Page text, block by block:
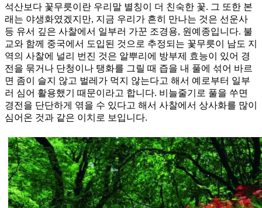
석산보다 꽃무릇이란 우리말 별칭이 더 친숙한 꽃. 그 또한 본
래는 야생화였겠지만, 지금 우리가 흔히 만나는 것은 선운사
등 유서 깊은 사찰에서 일부러 가꾼 조경용, 원예종입니다. 불
교와 함께 중국에서 도입된 것으로 추정되는 꽃무릇이 남도 지
역의 사찰에 널리 번진 것은 알뿌리에 방부제 효능이 있어 경
전을 묶거나 단청이나 탱화를 그릴 때 즙을 내 풀에 섞어 바르
면 좀이 슬지 않고 벌레가 먹지 않는다고 해서 예로부터 일부
러 심어 활용했기 때문이라고 합니다. 비늘줄기로 풀을 쑤면
경전을 단단하게 엮을 수 있다고 해서 사찰에서 상사화를 많이
심어온 것과 같은 이치로 보입니다.